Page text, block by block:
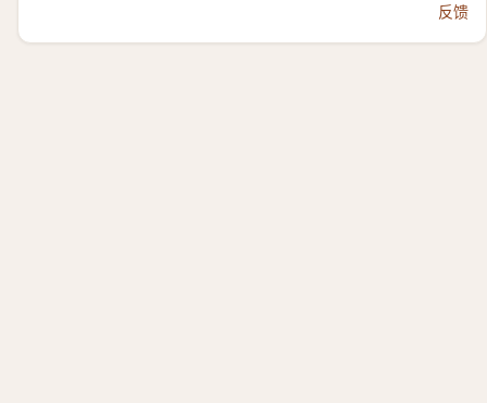
反馈